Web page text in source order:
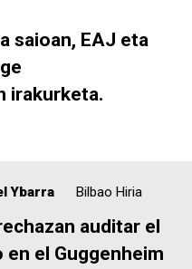
saioan, EAJ eta
irakurketa.
Ybarra Bilbao Hiria
auditar el
el Guggenheim